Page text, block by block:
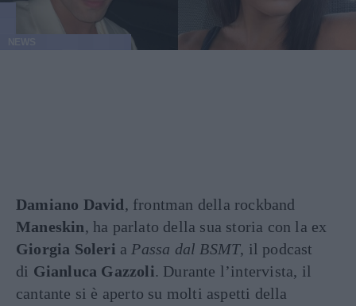
Damiano David, frontman della rockband
Maneskin, ha parlato della sua storia con la ex
Giorgia Soleri a Passa dal BSMT, il podcast
di Gianluca Gazzoli. Durante l’intervista, il
cantante si è aperto su molti aspetti della